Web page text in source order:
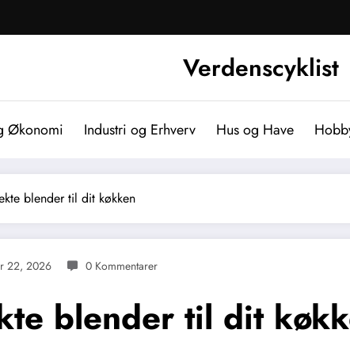
Verdenscyklist
Økonomi Industri og Erhverv Hus og Have
blender til dit køkken
22, 2026 0 Kommentarer
blender til dit